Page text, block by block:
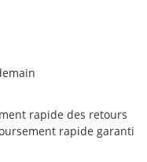
rapide des retours
rapide garanti